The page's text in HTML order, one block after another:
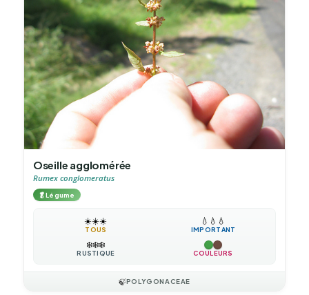
Oseille agglomérée
Rumex conglomeratus
🥬Légume
☀️☀️☀️
TOUS
💧 💧 💧
IMPORTANT
❄️❄️❄️
RUSTIQUE COULEURS
🍃POLYGONACEAE